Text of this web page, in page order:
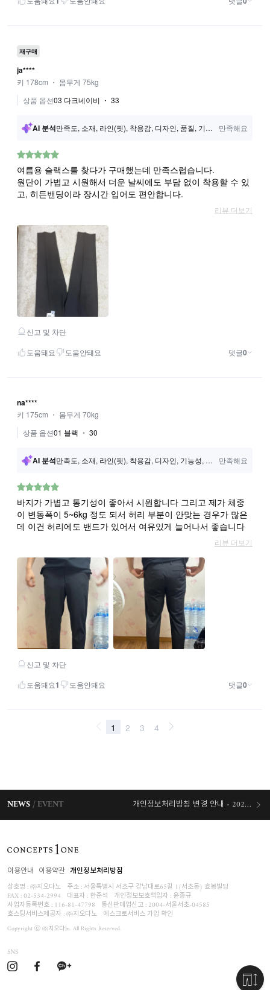
NEWS EVENT 개인정보처리방침 변경 안내 - 2026/07/30 시행
이용안내 이용약관 개인정보처리방침
상호명 : ㈜지오다노 주소 : 서울특별시 서초구 강남대로65길 1(서초동) 효봉빌딩
FAX : 02-534-2994 대표자 : 한준석 개인정보보호책임자 : 윤종규
사업자등록번호 : 116-81-47798 통신판매업신고 : 2004-서울서초-04585
호스팅서비스제공자 : ㈜지오다노 에스크로서비스 가입 확인
Copyright ⓒ ㈜지오다노. All Rights Reserved.
SNS